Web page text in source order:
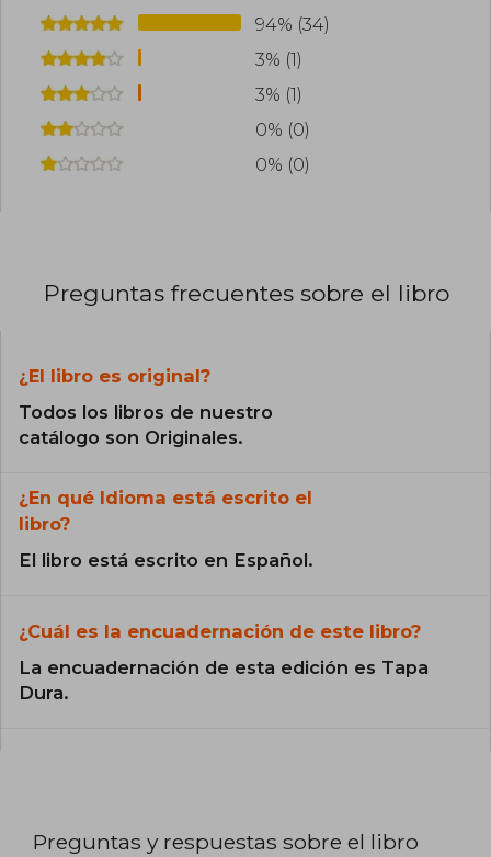
94% (34)
3% (1)
3% (1)
0% (0)
0% (0)
Preguntas frecuentes sobre el libro
¿El libro es original?
Todos los libros de nuestro
catálogo son Originales.
¿En qué Idioma está escrito el
libro?
El libro está escrito en Español.
¿Cuál es la encuadernación de este libro?
La encuadernación de esta edición es Tapa
Dura.
Preguntas y respuestas sobre el libro